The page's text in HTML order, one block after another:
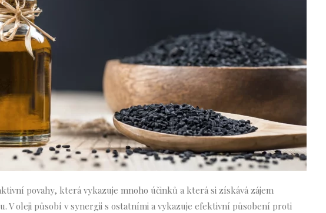
povahy, která vykazuje mnoho účinků a která si získává zájem
V oleji působí v synergii s ostatními a vykazuje efektivní působení proti